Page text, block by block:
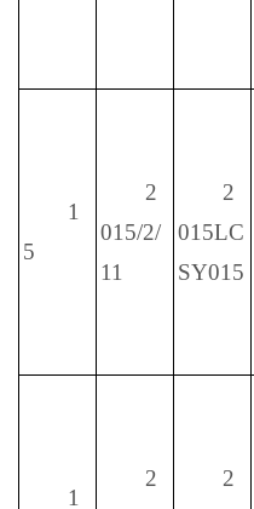
1
5
2
015/2/
11
2
015LC
SY015
1
2
2